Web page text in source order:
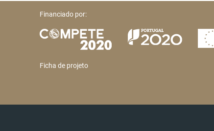
Financiado por:
Ficha de projeto